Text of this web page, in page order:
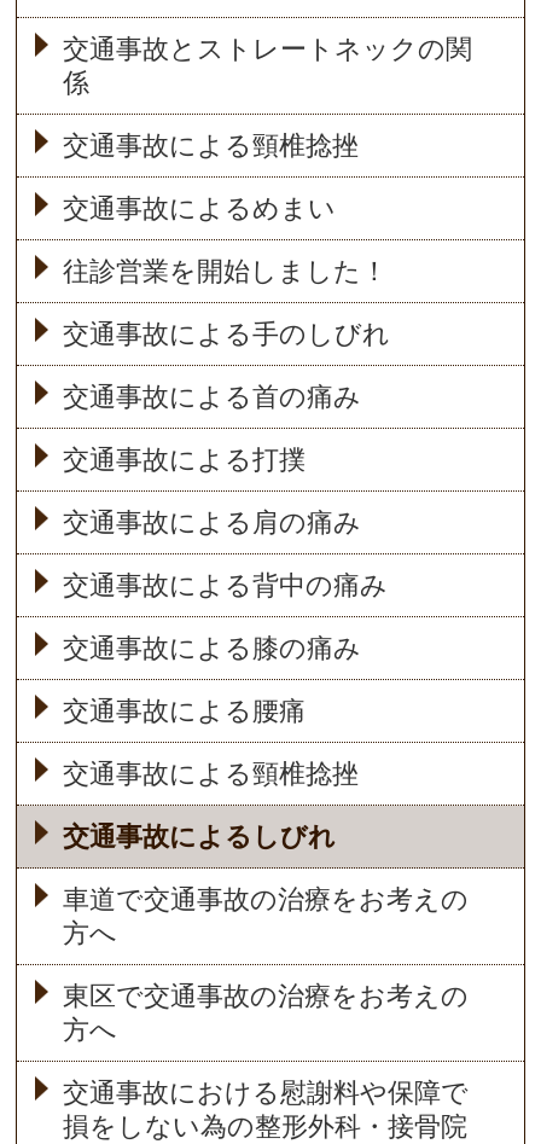
交通事故とストレートネックの関
係
交通事故による頸椎捻挫
交通事故によるめまい
往診営業を開始しました！
交通事故による手のしびれ
交通事故による首の痛み
交通事故による打撲
交通事故による肩の痛み
交通事故による背中の痛み
交通事故による膝の痛み
交通事故による腰痛
交通事故による頸椎捻挫
交通事故によるしびれ
車道で交通事故の治療をお考えの
方へ
東区で交通事故の治療をお考えの
方へ
交通事故における慰謝料や保障で
損をしない為の整形外科・接骨院